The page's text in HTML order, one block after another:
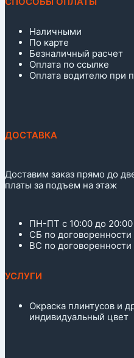
Наличными
По карте
Безналичный расчет
Оплата по ссылке
Оплата водителю при
ДОСТАВКА
Доставим заказ прямо до
платы за подъем на этаж
ПН-ПТ с 10:00 до 20:00
СБ по договоренности
ВС по договоренности
УСЛУГИ
Окраска плинтусов и
индивидуальный цвет